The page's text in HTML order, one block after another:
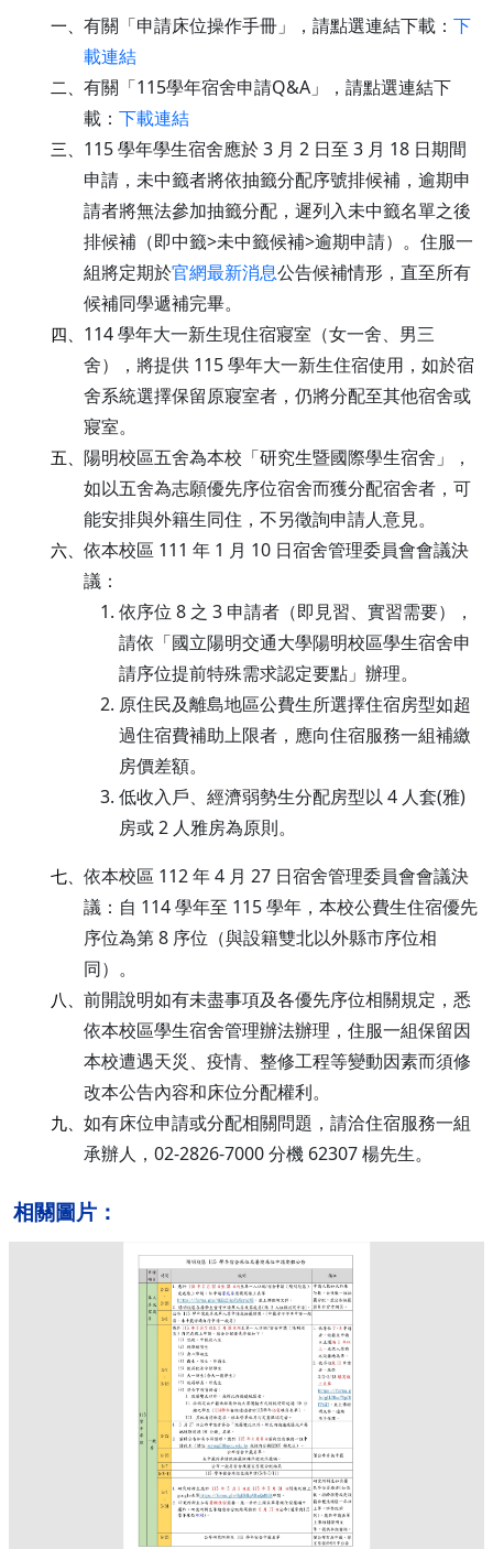
一、 有關「申請床位操作手冊」，請點選連結下載： 下
載連結
二、 有關「115學年宿舍申請Q&A」，請點選連結下
載： 下載連結
三、 115 學年學生宿舍應於 3 月 2 日至 3 月 18 日期間
申請，未中籤者將依抽籤分配序號排候補，逾期申
請者將無法參加抽籤分配，遲列入未中籤名單之後
排候補（即中籤>未中籤候補>逾期申請）。住服一
組將定期於官網最新消息公告候補情形，直至所有
候補同學遞補完畢。
四、 114 學年大一新生現住宿寢室（女一舍、男三
舍），將提供 115 學年大一新生住宿使用，如於宿
舍系統選擇保留原寢室者，仍將分配至其他宿舍或
寢室。
五、 陽明校區五舍為本校「研究生暨國際學生宿舍」，
如以五舍為志願優先序位宿舍而獲分配宿舍者，可
能安排與外籍生同住，不另徵詢申請人意見。
六、 依本校區 111 年 1 月 10 日宿舍管理委員會會議決
議：
依序位 8 之 3 申請者（即見習、實習需要），
請依「國立陽明交通大學陽明校區學生宿舍申
請序位提前特殊需求認定要點」辦理。
原住民及離島地區公費生所選擇住宿房型如超
過住宿費補助上限者，應向住宿服務一組補繳
房價差額。
低收入戶、經濟弱勢生分配房型以 4 人套(雅)
房或 2 人雅房為原則。
七、 依本校區 112 年 4 月 27 日宿舍管理委員會會議決
議：自 114 學年至 115 學年，本校公費生住宿優先
序位為第 8 序位（與設籍雙北以外縣市序位相
同）。
八、 前開說明如有未盡事項及各優先序位相關規定，悉
依本校區學生宿舍管理辦法辦理，住服一組保留因
本校遭遇天災、疫情、整修工程等變動因素而須修
改本公告內容和床位分配權利。
九、 如有床位申請或分配相關問題，請洽住宿服務一組
承辦人，02-2826-7000 分機 62307 楊先生。
相關圖片：